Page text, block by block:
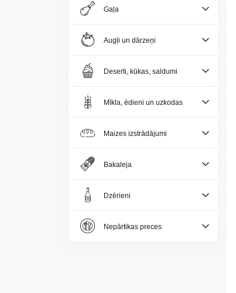
Gaļa
Augļi un dārzeņi
Deserti, kūkas, saldumi
Mīkla, ēdieni un uzkodas
Maizes izstrādājumi
Bakaleja
Dzērieni
Nepārtikas preces